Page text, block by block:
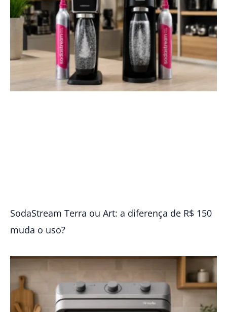
SodaStream Terra ou Art: a diferença de R$ 150
muda o uso?